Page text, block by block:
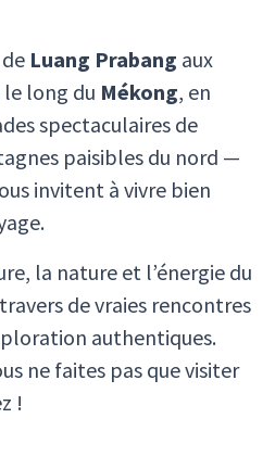
Luang Prabang aux
long du Mékong, en
spectaculaires de
paisibles du nord —
invitent à vivre bien
la nature et l’énergie du
travers de vraies rencontres
authentiques.
ne faites pas que visiter
!